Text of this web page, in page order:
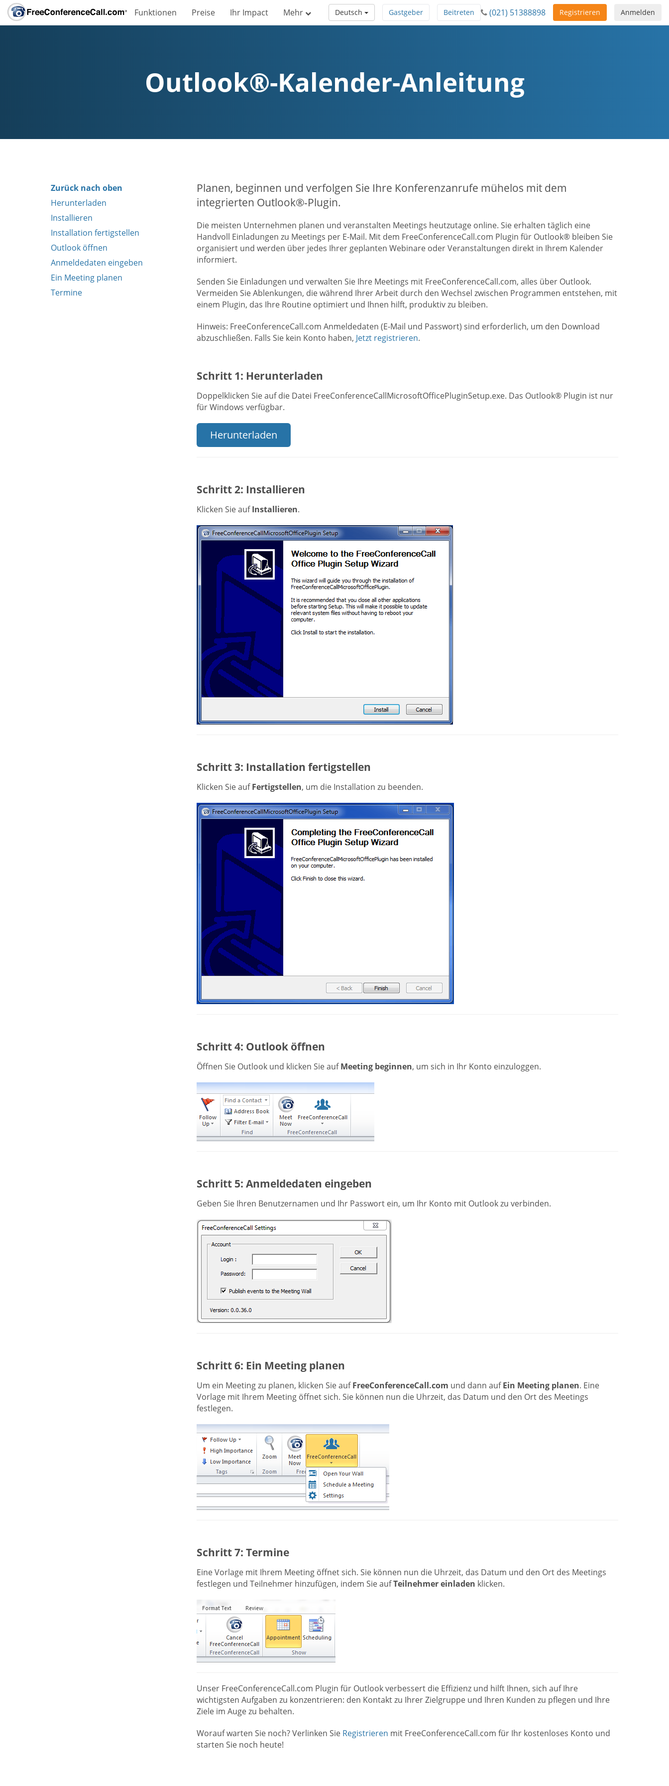
Funktionen Preise Ihr Impact Mehr Anmelden
Registrieren
(021) 51388898
Beitreten
Gastgeber
Deutsch
Outlook®-Kalender-Anleitung
Zurück nach oben
Herunterladen
Installieren
Installation fertigstellen
Outlook öffnen
Anmeldedaten eingeben
Ein Meeting planen
Termine
Planen, beginnen und verfolgen Sie Ihre Konferenzanrufe mühelos mit dem
integrierten Outlook®-Plugin.
Die meisten Unternehmen planen und veranstalten Meetings heutzutage online. Sie erhalten täglich eine
Handvoll Einladungen zu Meetings per E-Mail. Mit dem FreeConferenceCall.com Plugin für Outlook® bleiben Sie
organisiert und werden über jedes Ihrer geplanten Webinare oder Veranstaltungen direkt in Ihrem Kalender
informiert.
Senden Sie Einladungen und verwalten Sie Ihre Meetings mit FreeConferenceCall.com, alles über Outlook.
Vermeiden Sie Ablenkungen, die während Ihrer Arbeit durch den Wechsel zwischen Programmen entstehen, mit
einem Plugin, das Ihre Routine optimiert und Ihnen hilft, produktiv zu bleiben.
Hinweis: FreeConferenceCall.com Anmeldedaten (E-Mail und Passwort) sind erforderlich, um den Download
abzuschließen. Falls Sie kein Konto haben, Jetzt registrieren.
Schritt 1: Herunterladen
Doppelklicken Sie auf die Datei FreeConferenceCallMicrosoftOfficePluginSetup.exe. Das Outlook® Plugin ist nur
für Windows verfügbar.
Herunterladen
Schritt 2: Installieren
Klicken Sie aufInstallieren.
Schritt 3: Installation fertigstellen
Klicken Sie aufFertigstellen, um die Installation zu beenden.
Schritt 4: Outlook öffnen
Öffnen Sie Outlook und klicken Sie aufMeeting beginnen, um sich in Ihr Konto einzuloggen.
Schritt 5: Anmeldedaten eingeben
Geben Sie Ihren Benutzernamen und Ihr Passwort ein, um Ihr Konto mit Outlook zu verbinden.
Schritt 6: Ein Meeting planen
Um ein Meeting zu planen, klicken Sie aufFreeConferenceCall.com und dann aufEin Meeting planen. Eine
Vorlage mit Ihrem Meeting öffnet sich. Sie können nun die Uhrzeit, das Datum und den Ort des Meetings
festlegen.
Schritt 7: Termine
Eine Vorlage mit Ihrem Meeting öffnet sich. Sie können nun die Uhrzeit, das Datum und den Ort des Meetings
festlegen und Teilnehmer hinzufügen, indem Sie aufTeilnehmer einladen klicken.
Unser FreeConferenceCall.com Plugin für Outlook verbessert die Effizienz und hilft Ihnen, sich auf Ihre
wichtigsten Aufgaben zu konzentrieren: den Kontakt zu Ihrer Zielgruppe und Ihren Kunden zu pflegen und Ihre
Ziele im Auge zu behalten.
Worauf warten Sie noch? Verlinken Sie Registrieren mit FreeConferenceCall.com für Ihr kostenloses Konto und
starten Sie noch heute!